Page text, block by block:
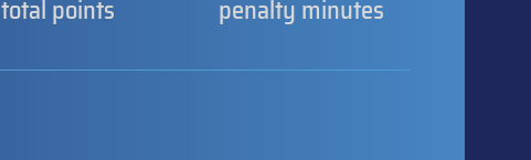
total points penalty minutes